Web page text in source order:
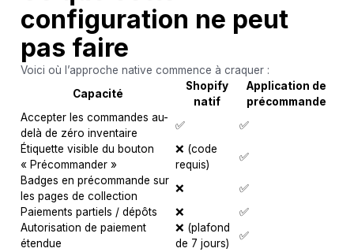
configuration ne peut
pas faire
Voici où l’approche native commence à craquer :
Capacité
Shopify
natif
Application de
précommande
Accepter les commandes au-
delà de zéro inventaire
✅
✅
Étiquette visible du bouton
« Précommander »
❌ (code
requis)
✅
Badges en précommande sur
les pages de collection
❌
✅
Paiements partiels / dépôts
❌
✅
Autorisation de paiement
étendue
❌ (plafond
de 7 jours)
✅